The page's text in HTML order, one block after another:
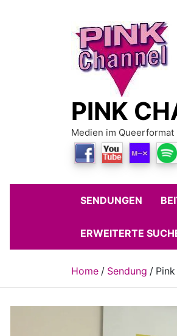
PINK
Medien im Queerformat
SENDUNGEN
ERWEITERTE
Home Sendung